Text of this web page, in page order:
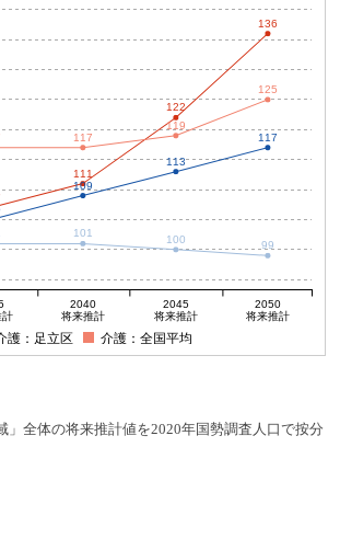
109
113
117
101 100 99
111
122
136
117
119
125
計
2040
将来推計
2045
将来推計
2050
将来推計
護：足立区 介護：全国平均
全体の将来推計値を2020年国勢調査人口で按分